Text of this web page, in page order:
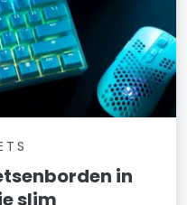
in
slim